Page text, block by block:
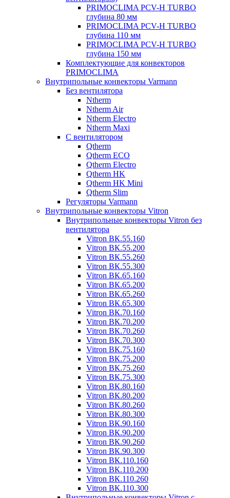
PRIMOCLIMA PCV-H TURBO
глубина 80 мм
PRIMOCLIMA PCV-H TURBO
глубина 110 мм
PRIMOCLIMA PCV-H TURBO
глубина 150 мм
Комплектующие для конвекторов
PRIMOCLIMA
Внутрипольные конвекторы Varmann
Без вентилятора
Ntherm
Ntherm Air
Ntherm Electro
Ntherm Maxi
С вентилятором
Qtherm
Qtherm ECO
Qtherm Electro
Qtherm HK
Qtherm HK Mini
Qtherm Slim
Регуляторы Varmann
Внутрипольные конвекторы Vitron
Внутрипольные конвекторы Vitron без
вентилятора
Vitron ВК.55.160
Vitron ВК.55.200
Vitron ВК.55.260
Vitron ВК.55.300
Vitron ВК.65.160
Vitron ВК.65.200
Vitron ВК.65.260
Vitron ВК.65.300
Vitron ВК.70.160
Vitron ВК.70.200
Vitron ВК.70.260
Vitron ВК.70.300
Vitron ВК.75.160
Vitron ВК.75.200
Vitron ВК.75.260
Vitron ВК.75.300
Vitron ВК.80.160
Vitron ВК.80.200
Vitron ВК.80.260
Vitron ВК.80.300
Vitron ВК.90.160
Vitron ВК.90.200
Vitron ВК.90.260
Vitron ВК.90.300
Vitron ВК.110.160
Vitron ВК.110.200
Vitron ВК.110.260
Vitron ВК.110.300